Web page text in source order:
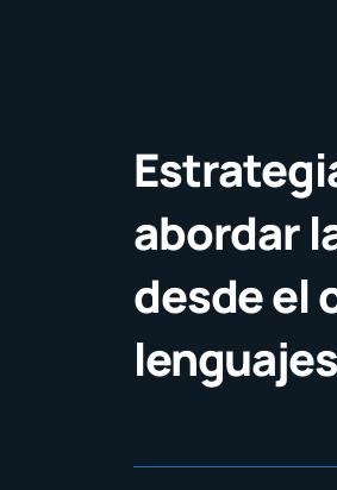
abordar
desde el
lenguajes